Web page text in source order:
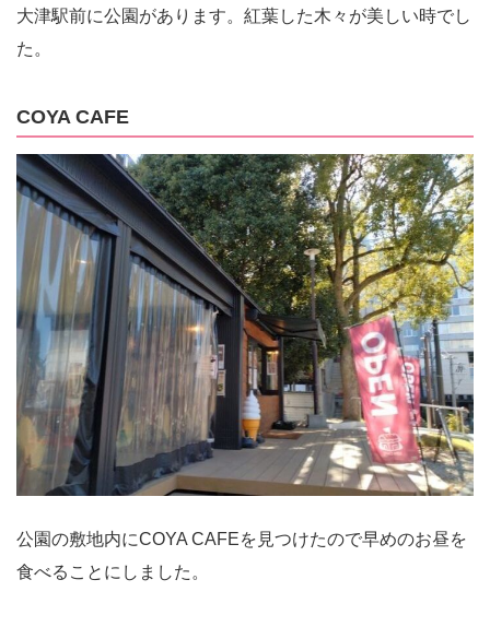
大津駅前に公園があります。紅葉した木々が美しい時でし
た。
COYA CAFE
公園の敷地内にCOYA CAFEを見つけたので早めのお昼を
食べることにしました。